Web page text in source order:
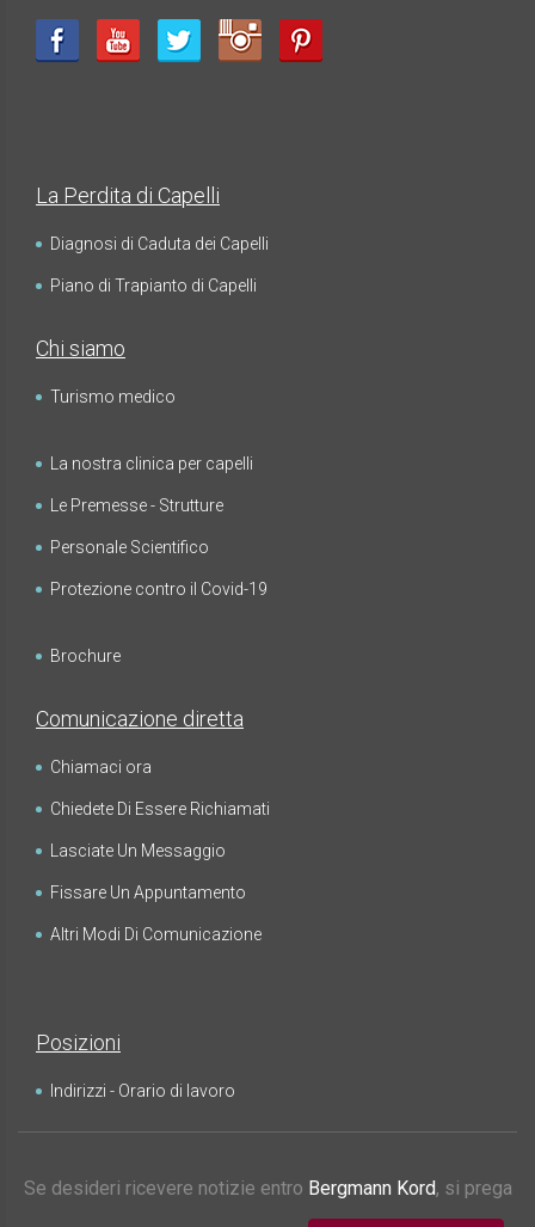
La Perdita di Capelli
Diagnosi di Caduta dei Capelli
Piano di Trapianto di Capelli
Chi siamo
Turismo medico
La nostra clinica per capelli
Le Premesse - Strutture
Personale Scientifico
Protezione contro il Covid-19
Brochure
Comunicazione diretta
Chiamaci ora
Chiedete Di Essere Richiamati
Lasciate Un Messaggio
Fissare Un Appuntamento
Altri Modi Di Comunicazione
Posizioni
Indirizzi - Orario di lavoro
Se desideri ricevere notizie entro Bergmann Kord, si prega